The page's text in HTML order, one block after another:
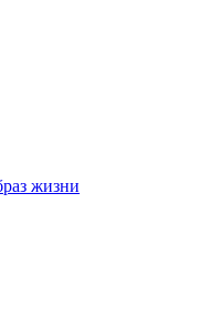
жизни